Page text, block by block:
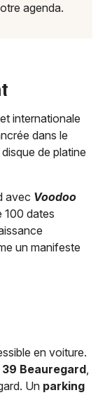
agenda.
internationale
dans le
de platine
avec Voodoo
100 dates
un manifeste
en voiture.
Beauregard,
Un parking